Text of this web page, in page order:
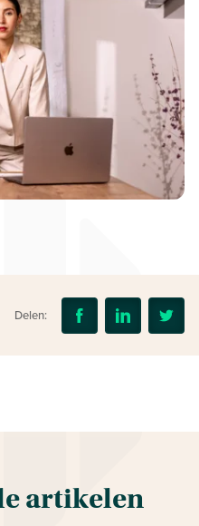
Delen:
artikelen